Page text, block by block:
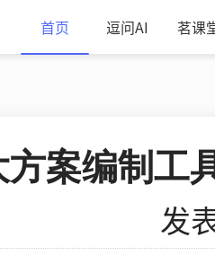
首页 逗问AI 茗课
方案编制工
发